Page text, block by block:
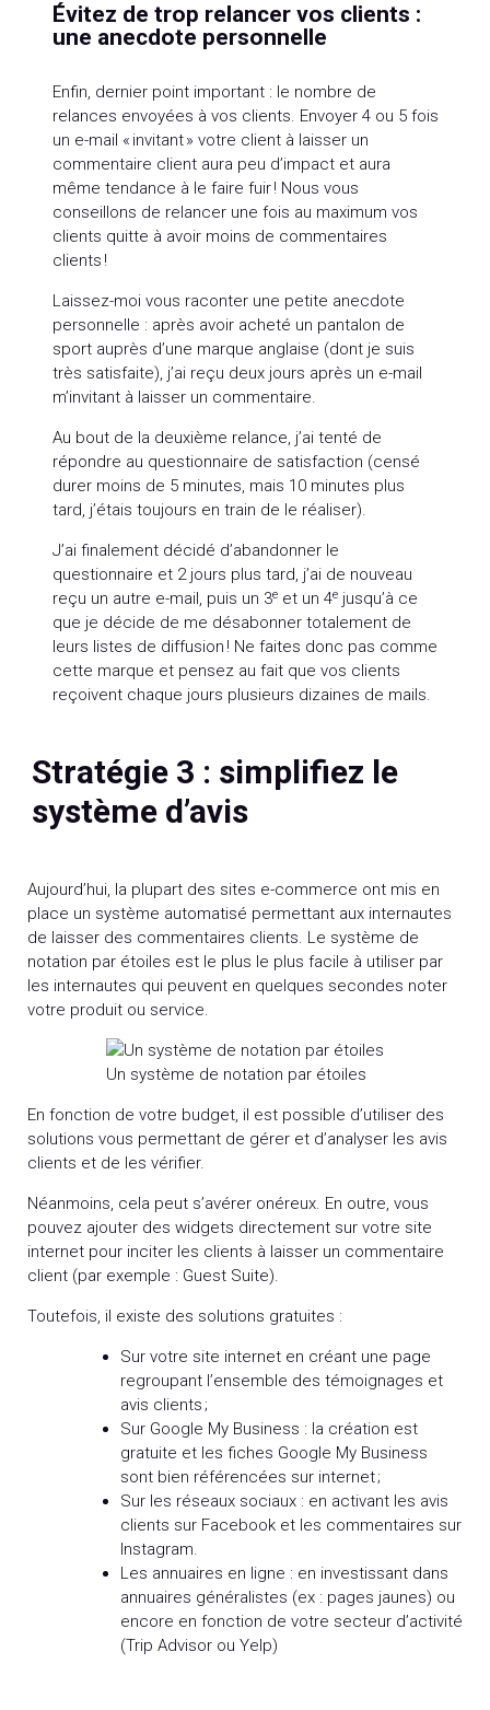
Évitez de trop relancer vos clients :
une anecdote personnelle
Enfin, dernier point important : le nombre de
relances envoyées à vos clients. Envoyer 4 ou 5 fois
un e-mail « invitant » votre client à laisser un
commentaire client aura peu d’impact et aura
même tendance à le faire fuir ! Nous vous
conseillons de relancer une fois au maximum vos
clients quitte à avoir moins de commentaires
clients !
Laissez-moi vous raconter une petite anecdote
personnelle : après avoir acheté un pantalon de
sport auprès d’une marque anglaise (dont je suis
très satisfaite), j’ai reçu deux jours après un e-mail
m’invitant à laisser un commentaire.
Au bout de la deuxième relance, j’ai tenté de
répondre au questionnaire de satisfaction (censé
durer moins de 5 minutes, mais 10 minutes plus
tard, j’étais toujours en train de le réaliser).
J’ai finalement décidé d’abandonner le
questionnaire et 2 jours plus tard, j’ai de nouveau
reçu un autre e-mail, puis un 3eet un 4ejusqu’à ce
que je décide de me désabonner totalement de
leurs listes de diffusion ! Ne faites donc pas comme
cette marque et pensez au fait que vos clients
reçoivent chaque jours plusieurs dizaines de mails.
Stratégie 3 : simplifiez le
système d’avis
Aujourd’hui, la plupart des sites e-commerce ont mis en
place un système automatisé permettant aux internautes
de laisser des commentaires clients. Le système de
notation par étoiles est le plus le plus facile à utiliser par
les internautes qui peuvent en quelques secondes noter
votre produit ou service.
Un système de notation par étoiles
En fonction de votre budget, il est possible d’utiliser des
solutions vous permettant de gérer et d’analyser les avis
clients et de les vérifier.
Néanmoins, cela peut s’avérer onéreux. En outre, vous
pouvez ajouter des widgets directement sur votre site
internet pour inciter les clients à laisser un commentaire
client (par exemple : Guest Suite).
Toutefois, il existe des solutions gratuites :
Sur votre site internet en créant une page
regroupant l’ensemble des témoignages et
avis clients ;
Sur Google My Business : la création est
gratuite et les fiches Google My Business
sont bien référencées sur internet ;
Sur les réseaux sociaux : en activant les avis
clients sur Facebook et les commentaires sur
Instagram.
Les annuaires en ligne : en investissant dans
annuaires généralistes (ex : pages jaunes) ou
encore en fonction de votre secteur d’activité
(Trip Advisor ou Yelp)